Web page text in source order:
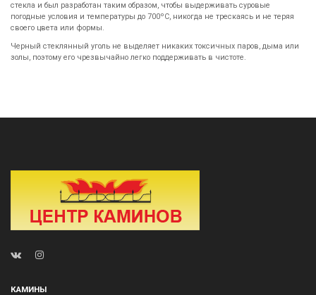
стекла и был разработан таким образом, чтобы выдерживать суровые
погодные условия и температуры до 700ºC, никогда не трескаясь и не теряя
своего цвета или формы.
Черный стеклянный уголь не выделяет никаких токсичных паров, дыма или
золы, поэтому его чрезвычайно легко поддерживать в чистоте.
КАМИНЫ